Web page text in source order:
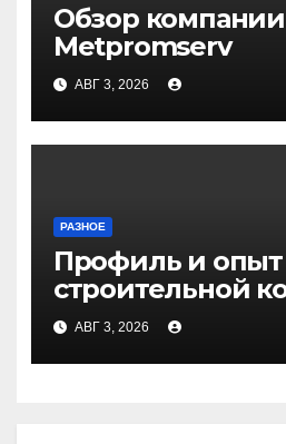
Обзор компании
Metpromserv
АВГ 3, 2026
РАЗНОЕ
Профиль и опыт
строительной
Медичи
АВГ 3, 2026